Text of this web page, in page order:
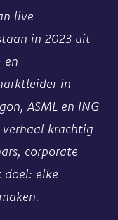
live
in 2023 uit
en
in
ASML en ING
krachtig
corporate
doel: elke